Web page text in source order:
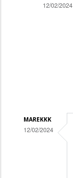
12/02/2024
wygra
MAREKKK
12/02/2024